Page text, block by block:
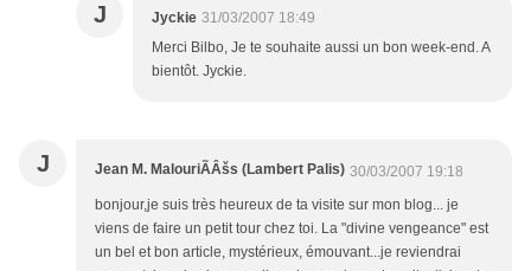
J Jyckie 31/03/2007 18:49
Merci Bilbo, Je te souhaite aussi un bon week-end. A
bientôt. Jyckie.
J Jean M. MalouriÃÂšs (Lambert Palis) 30/03/2007 19:18
bonjour,je suis très heureux de ta visite sur mon blog... je
viens de faire un petit tour chez toi. La "divine vengeance" est
un bel et bon article, mystérieux, émouvant...je reviendrai